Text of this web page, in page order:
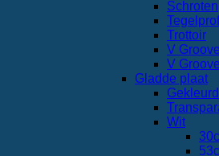
Schroten
Trottoir
V
V
Gladde plaat
Gekleurd
Wit